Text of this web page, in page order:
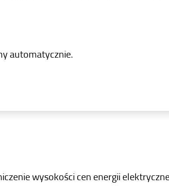
automatycznie.
wysokości cen energii